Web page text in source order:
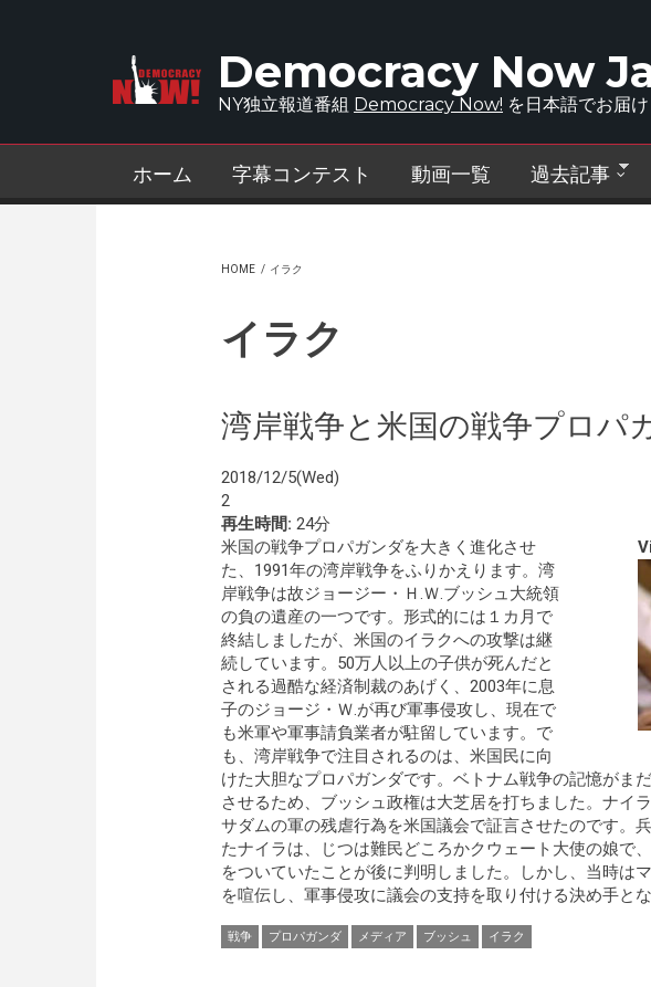
Democracy Now
NY独立報道番組 Democracy Now! を日本語でお届
ホーム 字幕コンテスト 動画一覧 過去記事
HOME / イラク
イラク
湾岸戦争と米国の戦争プロパ
2018/12/5(Wed)
2
再生時間: 24分
米国の戦争プロパガンダを大きく進化させ
た、1991年の湾岸戦争をふりかえります。湾
岸戦争は故ジョージー・Ｈ.Ｗ.ブッシュ大統領
の負の遺産の一つです。形式的には１カ月で
終結しましたが、米国のイラクへの攻撃は継
続しています。50万人以上の子供が死んだと
される過酷な経済制裁のあげく、2003年に息
子のジョージ・Ｗ.が再び軍事侵攻し、現在で
も米軍や軍事請負業者が駐留しています。で
も、湾岸戦争で注目されるのは、米国民に向
けた大胆なプロパガンダです。ベトナム戦争の記憶がま
させるため、ブッシュ政権は大芝居を打ちました。ナイ
サダムの軍の残虐行為を米国議会で証言させたのです。
たナイラは、じつは難民どころかクウェート大使の娘で
をついていたことが後に判明しました。しかし、当時は
を喧伝し、軍事侵攻に議会の支持を取り付ける決め手とな
戦争 プロパガンダ メディア ブッシュ イラク